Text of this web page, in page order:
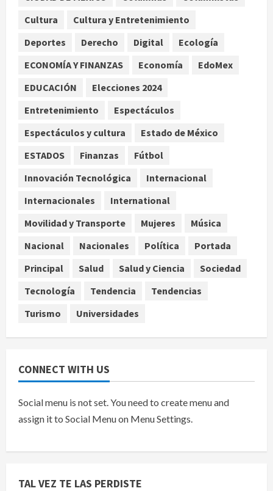
Detienen a ‘El Pony’ con fusil M4,
drogas y arsenal en carretera de
agosto 9, 2026
Palacio de los Deportes con su tour
‘Hades: The Sacrifice’
4
Sheinbaum defiende reestructura
de créditos del Infonavit y niega
agosto 9, 2026
Internacional
Colombia respalda soberanía de
TLC
Cultura
Cultura y Entretenimiento
Deportes
Derecho Digital
Ecología
ECONOMÍA Y FINANZAS
Economía
EdoMex
EDUCACIÓN
Elecciones 2024
Entretenimiento
Espectáculos
Espectáculos y cultura
Estado de México
ESTADOS
Finanzas
Fútbol
Innovación Tecnológica
Internacional
Internacionales
International
Movilidad y Transporte
Mujeres
Música
Nacional
Nacionales Política
Portada
Principal
Salud Salud y Ciencia
Sociedad
Tecnología
Tendencia
Tendencias
Turismo
Universidades
CONNECT WITH US
Social menu is not set. You need to create menu and
assign it to Social Menu on Menu Settings.
TAL VEZ TE LAS PERDISTE